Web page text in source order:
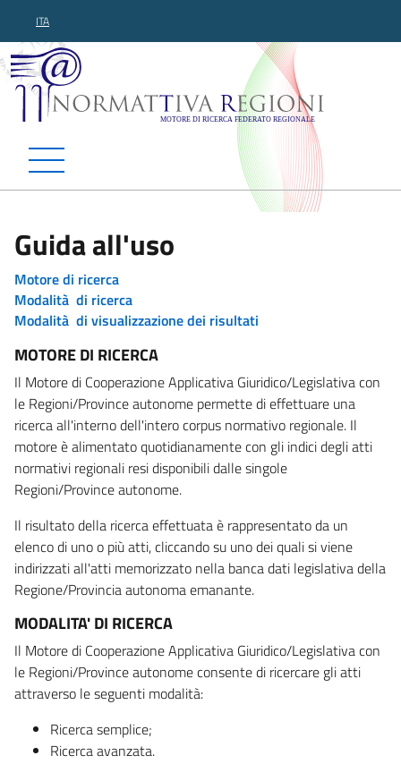
ITA
Normattiva Regioni -
Guida all'uso
Motore di ricerca
Modalità di ricerca
Modalità di visualizzazione dei risultati
MOTORE DI RICERCA
Il Motore di Cooperazione Applicativa Giuridico/Legislativa con
le Regioni/Province autonome permette di effettuare una
ricerca all'interno dell'intero corpus normativo regionale. Il
motore è alimentato quotidianamente con gli indici degli atti
normativi regionali resi disponibili dalle singole
Regioni/Province autonome.
Il risultato della ricerca effettuata è rappresentato da un
elenco di uno o più atti, cliccando su uno dei quali si viene
indirizzati all'atti memorizzato nella banca dati legislativa della
Regione/Provincia autonoma emanante.
MODALITA' DI RICERCA
Il Motore di Cooperazione Applicativa Giuridico/Legislativa con
le Regioni/Province autonome consente di ricercare gli atti
attraverso le seguenti modalità:
Ricerca semplice;
Ricerca avanzata.